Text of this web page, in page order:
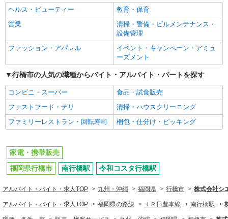
ヘルス・ビューティー
教育・保育
営業
清掃・警備・ビルメンテナンス・
設備管理
ファッション・アパレル
イベント・キャンペーン・アミュ
ーズメント
行橋市の人気の職種からバイト・アルバイト・パートを探す
コンビニ・スーパー
食品・試食販売
ファストフード・デリ
清掃・ハウスクリーニング
ファミリーレストラン・回転寿司
梱包・仕分け・ピッキング
家電・携帯販売
福岡県行橋市
南行橋駅 令和コスタ行橋駅
アルバイト・バイト・求人TOP 九州・沖縄 福岡県 行橋市 株式会社シ
アルバイト・バイト・求人TOP 福岡県の路線 ＪＲ日豊本線 南行橋駅